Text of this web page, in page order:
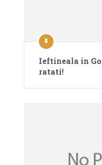
Ieftineala in
ratati!